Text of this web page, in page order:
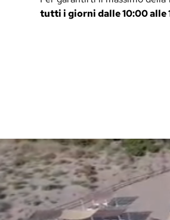
tutti i giorni dalle 10:00 alle